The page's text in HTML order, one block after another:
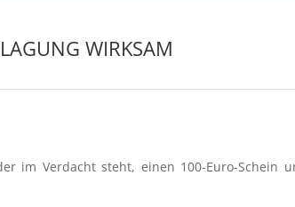
WIRKSAM
im Verdacht steht, einen 100-Euro-Schein